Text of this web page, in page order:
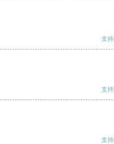
支持
支持
支持